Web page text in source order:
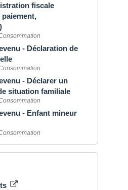
fiscale
- Déclaration de
- Déclarer un
situation familiale
- Enfant mineur